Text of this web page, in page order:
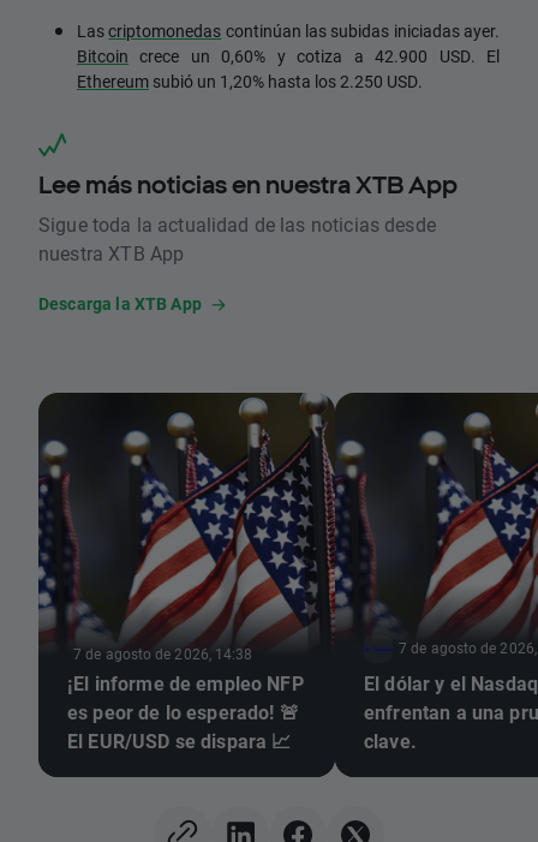
Lascriptomonedas continúan las subidas iniciadas ayer.
Bitcoin crece un 0,60% y cotiza a 42.900 USD. El
Ethereum subió un 1,20% hasta los 2.250 USD.
Lee más noticias en nuestra XTB App
Sigue toda la actualidad de las noticias desde
nuestra XTB App
Descarga la XTB App
7 de agosto de 2026, 14:38
¡El informe de empleo NFP
es peor de lo esperado! 🚨
El EUR/USD se dispara 📈
7 de agosto de
El dólar y el
enfrentan a una
clave.